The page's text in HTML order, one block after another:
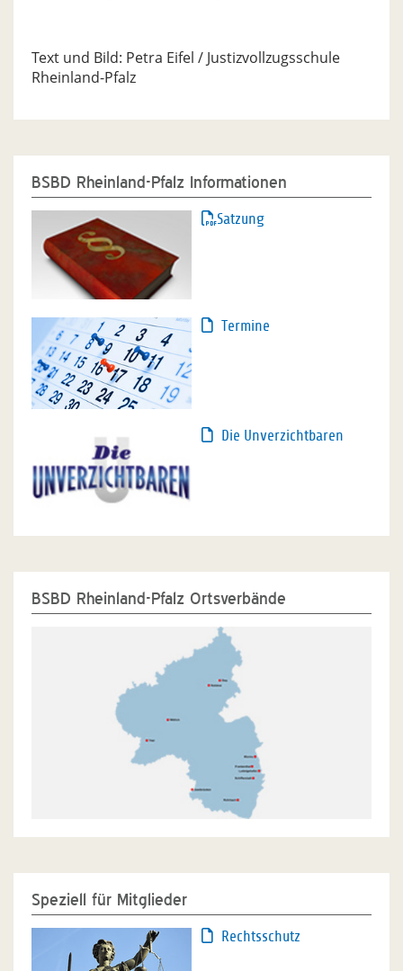
Text und Bild: Petra Eifel / Justizvollzugsschule
Rheinland-Pfalz
BSBD Rheinland-Pfalz Informationen
Satzung
Termine
Die Unverzichtbaren
BSBD Rheinland-Pfalz Ortsverbände
Speziell für Mitglieder
Rechtsschutz